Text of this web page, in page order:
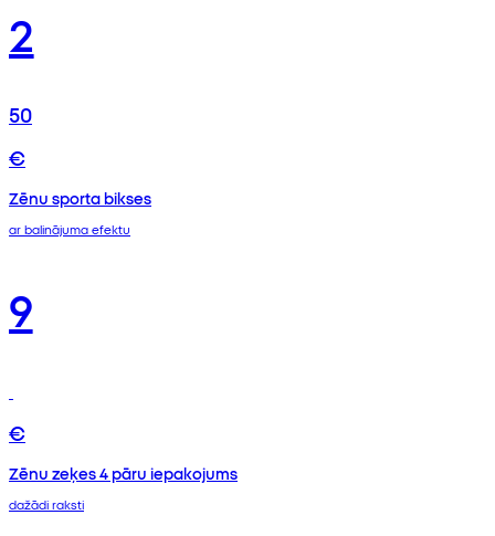
2
50
€
Zēnu sporta bikses
ar balinājuma efektu
9
€
Zēnu zeķes 4 pāru iepakojums
dažādi raksti